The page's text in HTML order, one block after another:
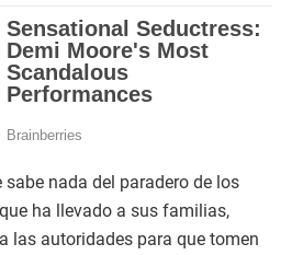
sabe nada del paradero de los
ha llevado a sus familias,
las autoridades para que tomen